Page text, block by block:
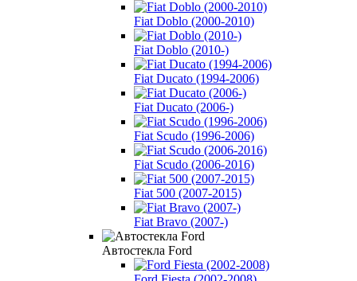
Fiat Doblo (2000-2010)
Fiat Doblo (2010-)
Fiat Ducato (1994-2006)
Fiat Ducato (2006-)
Fiat Scudo (1996-2006)
Fiat Scudo (2006-2016)
Fiat 500 (2007-2015)
Fiat Bravo (2007-)
Автостекла Ford